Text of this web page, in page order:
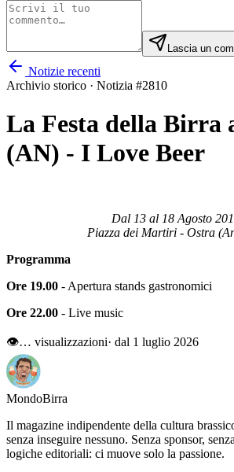
Lascia un
Notizie recenti
Archivio storico · Notizia #2810
La Festa della Birra
(AN) - I Love Beer
Dal 13 al 18 Agosto
Piazza dei Martiri - Ostra
Programma
Ore 19.00 - Apertura stands gastronomici
Ore 22.00 - Live music
👁… visualizzazioni· dal 1 luglio 2026
MondoBirra
Il magazine indipendente della cultura
senza inseguire nessuno. Senza sponsor,
logiche editoriali: ci muove solo la passione.